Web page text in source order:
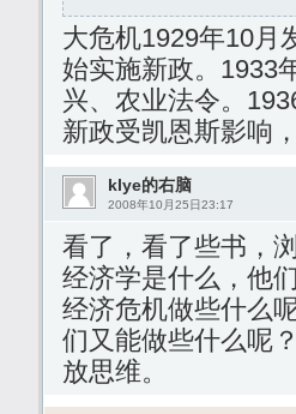
大危机1929年10月
始实施新政。1933
兴、农业法令。
新政受凯恩斯影响
klye的右脑
2008年10月25日23:17
看了，看了些书，
经济学是什么，他
经济危机做些什么
们又能做些什么呢
放思维。